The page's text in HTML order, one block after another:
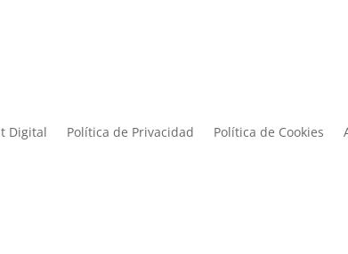
Digital Política de Privacidad Política de Cookies